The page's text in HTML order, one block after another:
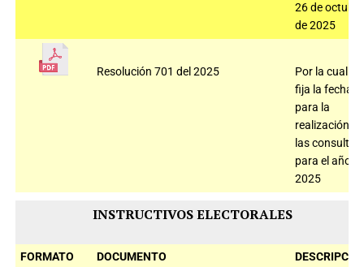
26 de octubre
de 2025
Resolución 701 del 2025
Por la cual
fija la fecha
para la
realización de
las consultas
para el año
2025
INSTRUCTIVOS ELECTORALES
FORMATO DOCUMENTO